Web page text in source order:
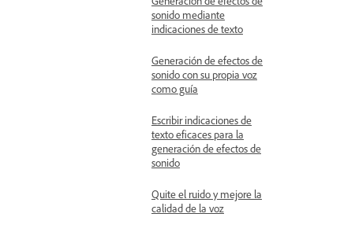
sonido mediante
indicaciones de texto
Generación de efectos de
sonido con su propia voz
como guía
Escribir indicaciones de
texto eficaces para la
generación de efectos de
sonido
Quite el ruido y mejore la
calidad de la voz